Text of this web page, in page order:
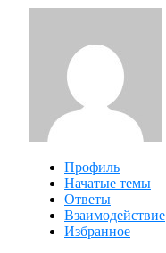
Профиль
Начатые темы
Ответы
Взаимодействие
Избранное